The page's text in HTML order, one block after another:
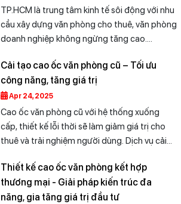
5–10 tầng đến văn phòng kết hợp thương
mại – chúng tôi đảm bảo thiết kế linh hoạt,
dễ chia nhỏ mặt bằng và đạt chuẩn vận hành
TP.HCM là trung tâm kinh tế sôi động với nhu
cầu xây dựng văn phòng cho thuê, văn phòng
doanh nghiệp không ngừng tăng cao.
kế cao ốc văn phòng hiện đại, chuẩn công
năng, tối ưu mặt bằng theo diện tích khu đất
– giúp chủ đầu tư tối đa hóa hiệu suất khai
thác, nâng cao giá trị tài sản. Từ thiết kế mặt
tiền, bố trí không gian linh hoạt đến tiêu
chuẩn kỹ thuật và thẩm mỹ – chúng tôi luôn
khác biệt giữa lòng thành phố.
Cải tạo cao ốc văn phòng cũ – Tối ưu
công năng, tăng giá trị
Apr 24, 2025
Cao ốc văn phòng cũ với hệ thống xuống
cấp, thiết kế lỗi thời sẽ làm giảm giá trị cho
thuê và trải nghiệm người dùng. Dịch vụ cải
áo mới” toàn diện: từ mặt tiền, nội thất văn
phòng, khu vệ sinh, thang máy đến hệ thống
điện – nước – PCCC. Chúng tôi mang đến
Thiết kế cao ốc văn phòng kết hợp
thương mại - Giải pháp kiến trúc đa
năng, gia tăng giá trị đầu tư